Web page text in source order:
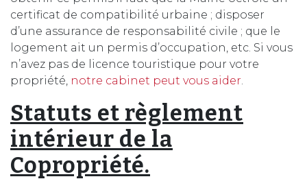
certificat de compatibilité urbaine ; disposer
d’une assurance de responsabilité civile ; que le
logement ait un permis d’occupation, etc. Si vous
n’avez pas de licence touristique pour votre
propriété, notre cabinet peut vous aider
Statuts et règlement
intérieur de la
Copropriété.